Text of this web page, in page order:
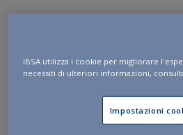
sangue su tutta la superficie
ciònon comporta particolari
condizione si verifica con
soggetti di età avanzata.
IBSA utilizza i cookie per migliorare
necessiti di ulteriori informazioni,
Impostazioni